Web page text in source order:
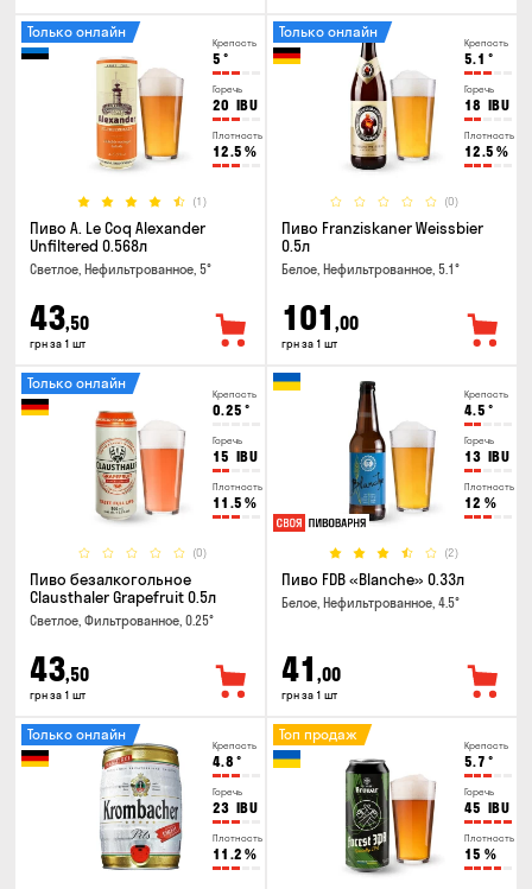
Крепость
5 °
Горечь
20 IBU
Плотность
12.5 %
(1)
Только онлайн
Пиво A. Le Coq Alexander
Unfiltered 0.568л
Светлое, Нефильтрованное, 5°
43,50
грн за 1 шт
Крепость
5.1 °
Горечь
18 IBU
Плотность
12.5 %
(0)
Только онлайн
Пиво Franziskaner Weissbier
0.5л
Белое, Нефильтрованное, 5.1°
101 ,00
грн за 1 шт
Крепость
0.25 °
Горечь
15 IBU
Плотность
11.5 %
(0)
Только онлайн
Пиво безалкогольное
Clausthaler Grapefruit 0.5л
Светлое, Фильтрованное, 0.25°
43,50
грн за 1 шт
Крепость
4.5 °
Горечь
13 IBU
Плотность
12 %
(2)
Пиво FDB «Blanche» 0.33л
Белое, Нефильтрованное, 4.5°
41 ,00
грн за 1 шт
Крепость
4.8 °
Горечь
23 IBU
Плотность
11.2 %
Только онлайн
Крепость
5.7 °
Горечь
45 IBU
Плотность
15 %
Топ продаж